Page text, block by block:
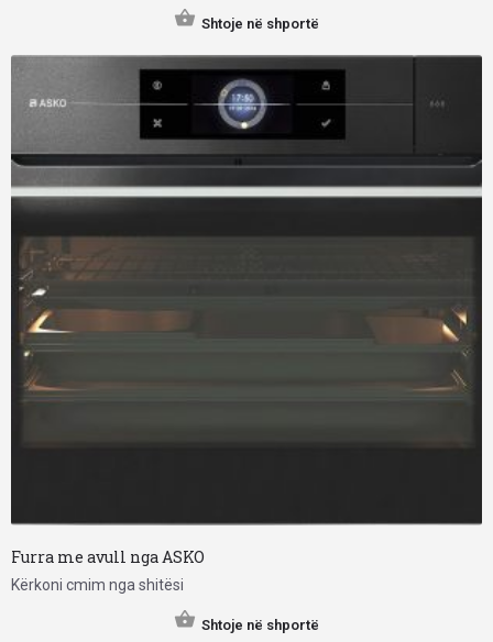
Shtoje në shportë
Furra me avull nga ASKO
Kërkoni cmim nga shitësi
Shtoje në shportë